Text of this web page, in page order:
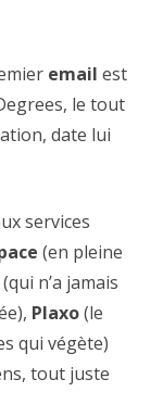
email est
le tout
date lui
services
(en pleine
(qui n’a jamais
Plaxo(le
qui végète)
tout juste